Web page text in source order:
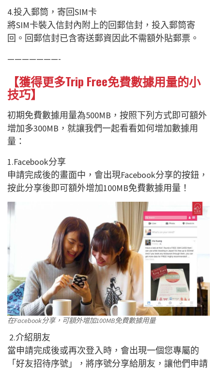
4.投入郵筒，寄回SIM卡
將SIM卡裝入信封內附上的回郵信封，投入郵筒寄
回。回郵信封已含寄送郵資因此不需額外貼郵票。
———————-
【獲得更多Trip Free免費數據用量的小
技巧】
初期免費數據用量為500MB，按照下列方式即可額外
增加多300MB，就讓我們一起看看如何增加數據用
量：
1.Facebook分享
申請完成後的畫面中，會出現Facebook分享的按鈕，
按此分享後即可額外增加100MB免費數據用量！
在Facebook分享，可額外增加100MB免費數據用量
2.介紹朋友
當申請完成後或再次登入時，會出現一個您專屬的
「好友招待序號」，將序號分享給朋友，讓他們申請